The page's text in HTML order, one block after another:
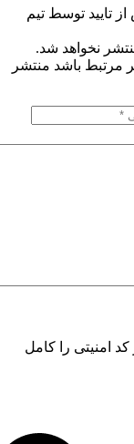
تایید توسط تیم
نخواهد شد.
مرتبط باشد منتشر
امنیتی را کامل